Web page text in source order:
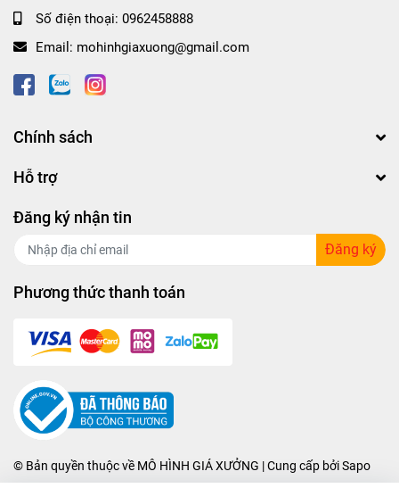
Số điện thoại: 0962458888
Email: mohinhgiaxuong@gmail.com
Chính sách
Hỗ trợ
Đăng ký nhận tin
Đăng ký
Phương thức thanh toán
© Bản quyền thuộc về MÔ HÌNH GIÁ XƯỞNG | Cung cấp bởiSapo